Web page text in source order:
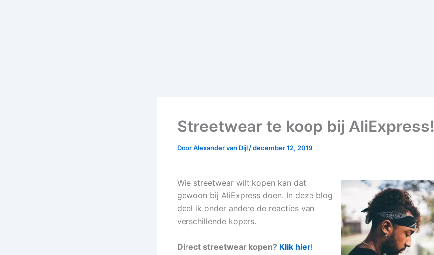
Streetwear te koop bij AliExpress!
DoorAlexander van Dijl /december 12, 2019
Wie streetwear wilt kopen kan dat
gewoon bij AliExpress doen. In deze blog
deel ik onder andere de reacties van
verschillende kopers.
Direct streetwear kopen? Klik hier!